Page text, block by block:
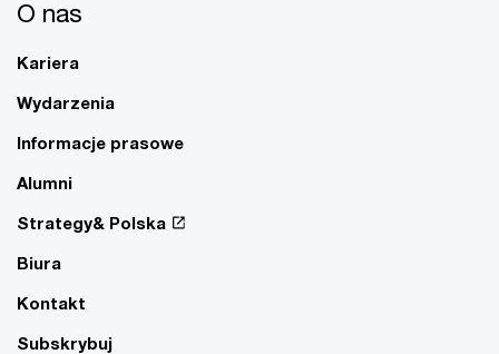
O nas
Kariera
Wydarzenia
Informacje prasowe
Alumni
Strategy& Polska
Biura
Kontakt
Subskrybuj